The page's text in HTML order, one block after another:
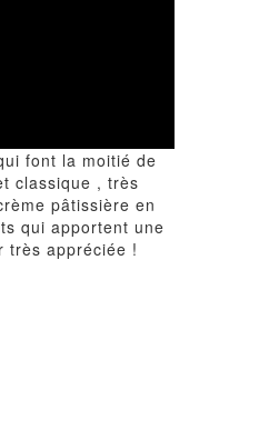
font la moitié de
classique , très
pâtissière en
qui apportent une
très appréciée !